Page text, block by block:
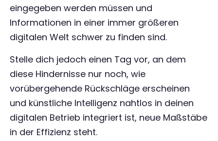
eingegeben werden müssen und
Informationen in einer immer größeren
digitalen Welt schwer zu finden sind.
Stelle dich jedoch einen Tag vor, an dem
diese Hindernisse nur noch, wie
vorübergehende Rückschläge erscheinen
und künstliche Intelligenz nahtlos in deinen
digitalen Betrieb integriert ist, neue Maßstäbe
in der Effizienz steht.